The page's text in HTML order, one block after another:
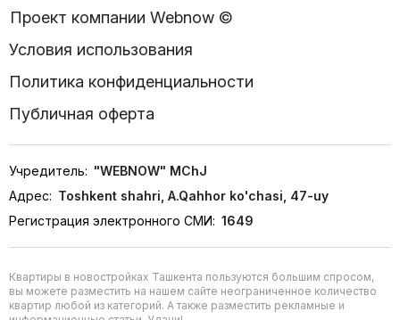
Проект компании Webnow ©
Условия использования
Политика конфиденциальности
Публичная оферта
Учредитель: "WEBNOW" MChJ
Адрес: Toshkent shahri, A.Qahhor ko'chasi, 47-uy
Регистрация электронного СМИ: 1649
Квартиры в новостройках Ташкента пользуются большим спросом,
вы можете разместить на нашем сайте неограниченное количество
квартир любой из категорий. А также разместить рекламные и